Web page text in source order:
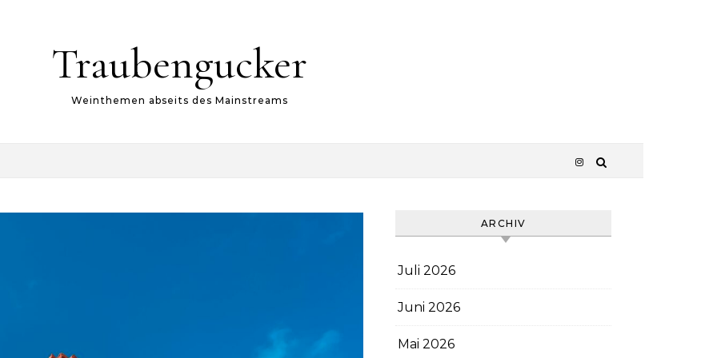
Traubengucker
Weinthemen abseits des Mainstreams
ARCHIV
Juli 2026
Juni 2026
Mai 2026